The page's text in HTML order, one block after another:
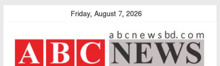
Friday, August 7, 2026